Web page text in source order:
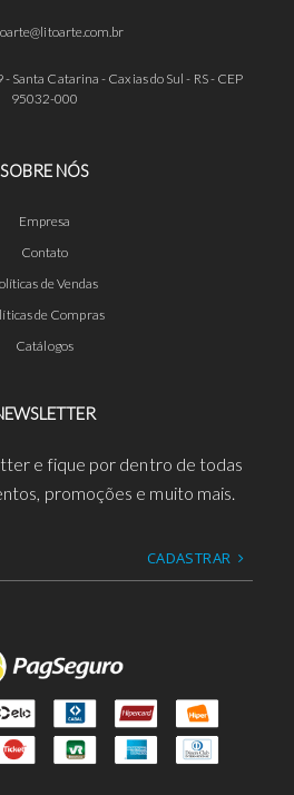
Santa Catarina - Caxias do Sul - RS - CEP
95032-000
SOBRE NÓS
Empresa
Contato
de Vendas
de Compras
Catálogos
e fique por dentro de todas
promoções e muito mais.
CADASTRAR